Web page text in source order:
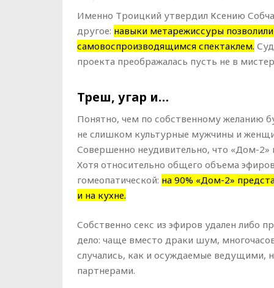
Именно Троицкий утвердил Ксению
другое: навыки метарежиссуры
самовоспроизводящимся спектаклем.
проекта преображалась пусть не в
Треш, угар и…
Понятно, чем по собственному желанию
не слишком культурные мужчины и
Совершенно неудивительно, что «Дом-2»
Хотя относительно общего объема
гомеопатической: на 90% «Дом-2»
и на кухне.
Собственно секс из эфиров удален либо
дело: чаще вместо драки шум,
случались, как и осуждаемые ведущими,
партнерами.